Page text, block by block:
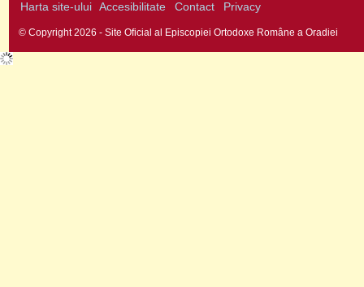
Harta site-ului Accesibilitate Contact Privacy
© Copyright 2026 - Site Oficial al Episcopiei Ortodoxe Române a Oradiei